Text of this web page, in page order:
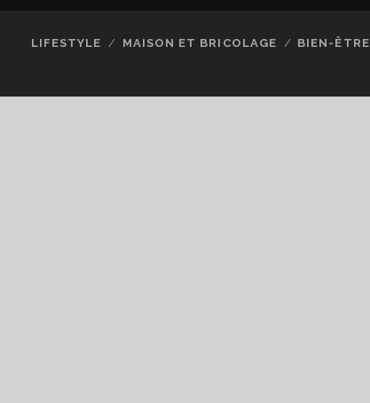
LIFESTYLE MAISON ET BRICOLAGE BIEN-ÊTRE